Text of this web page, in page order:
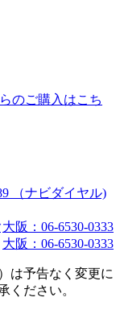
のご購入はこち
（ナビダイヤル)
大阪：06-6530-0333
大阪：06-6530-0333
は予告なく変更に
ください。